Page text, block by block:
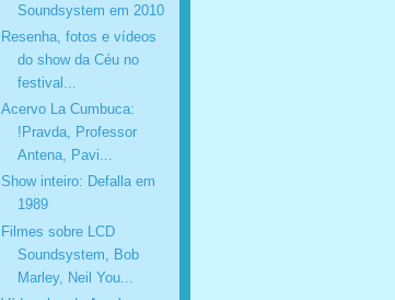
Soundsystem em 2010
Resenha, fotos e vídeos
do show da Céu no
festival...
Acervo La Cumbuca:
!Pravda, Professor
Antena, Pavi...
Show inteiro: Defalla em
1989
Filmes sobre LCD
Soundsystem, Bob
Marley, Neil You...